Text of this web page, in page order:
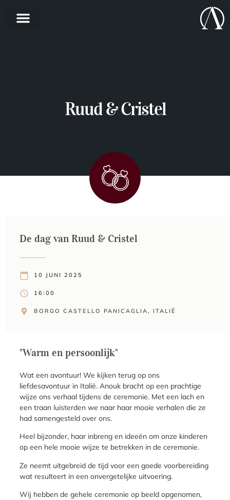
Ruud & Cristel
De dag van Ruud & Cristel
10 JUNI 2025
16:00
BORGO CASTELLO PANICAGLIA, ITALIË
"Warm en persoonlijk"
Wat een avontuur! We kijken terug op ons
liefdesavontuur in Italië. Anouk bracht op een prachtige
wijze ons verhaal tijdens de ceremonie. Met een lach en
een traan luisterden we naar haar mooie verhalen die ze
had samengesteld over ons.
Heel bijzonder, haar inbreng en ideeën om onze kinderen
op een hele mooie wijze te betrekken in de ceremonie.
Ze neemt uitgebreid de tijd voor een goede voorbereiding
wat resulteert in een onvergetelijke uitvoering.
Wij hebben de gehele ceremonie op beeld opgenomen,